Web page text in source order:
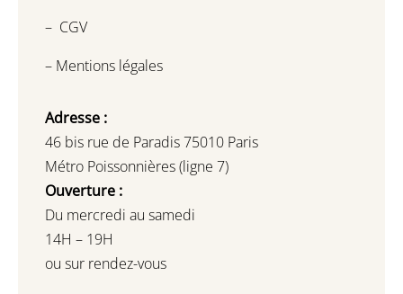
– CGV
– Mentions légales
Adresse :
46 bis rue de Paradis 75010 Paris
Métro Poissonnières (ligne 7)
Ouverture :
Du mercredi au samedi
14H – 19H
ou sur rendez-vous